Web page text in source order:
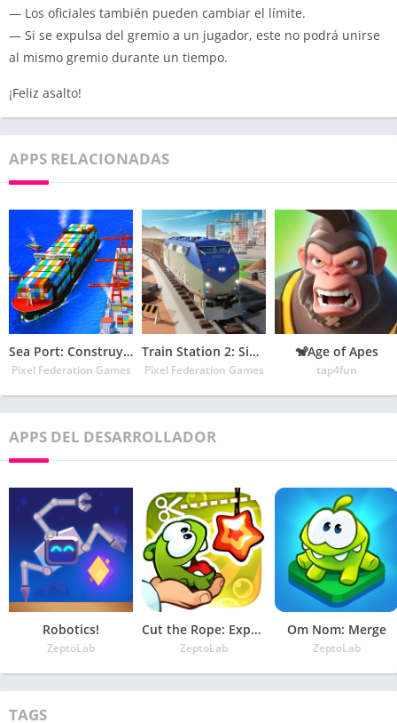
— Los oficiales también pueden cambiar el límite.
— Si se expulsa del gremio a un jugador, este no podrá unirse
al mismo gremio durante un tiempo.
¡Feliz asalto!
APPS RELACIONADAS
Sea Port: Construye Ciudades y Barcos en Simulador
Pixel Federation Games
Train Station 2: Simulador de Magnate Ferroviario
Pixel Federation Games
🐒Age of Apes
tap4fun
APPS DEL DESARROLLADOR
Robotics!
ZeptoLab
Cut the Rope: Experiments GOLD
ZeptoLab
Om Nom: Merge
ZeptoLab
TAGS